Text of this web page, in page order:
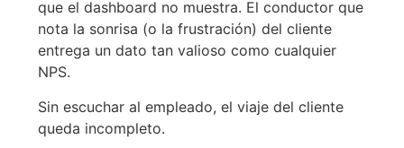
que el dashboard no muestra. El conductor que
nota la sonrisa (o la frustración) del cliente
entrega un dato tan valioso como cualquier
NPS.
Sin escuchar al empleado, el viaje del cliente
queda incompleto.